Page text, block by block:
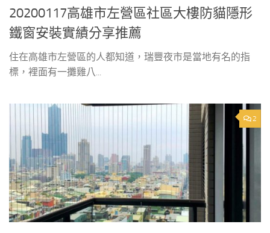
20200117高雄市左營區社區大樓防貓隱形
鐵窗安裝實績分享推薦
住在高雄市左營區的人都知道，瑞豐夜市是當地有名的指
標，裡面有一攤雞八...
2